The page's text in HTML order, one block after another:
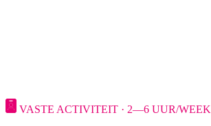
VASTE ACTIVITEIT · 2—6 UUR/WEEK